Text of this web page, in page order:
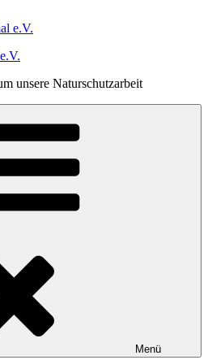
unsere Naturschutzarbeit
Menü